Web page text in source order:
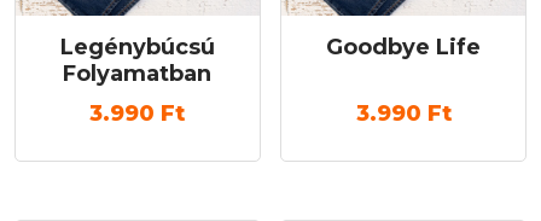
Legénybúcsú
Folyamatban
3.990 Ft
Goodbye Life
3.990 Ft